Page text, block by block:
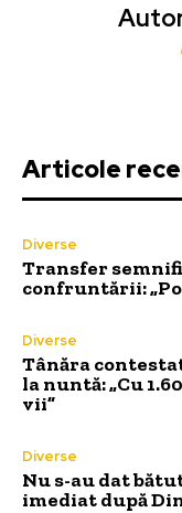
Articole
Diverse
Transfer
confruntării:
Diverse
Tânăra
la nuntă: „Cu
vii”
Diverse
Nu s-au dat
imediat după